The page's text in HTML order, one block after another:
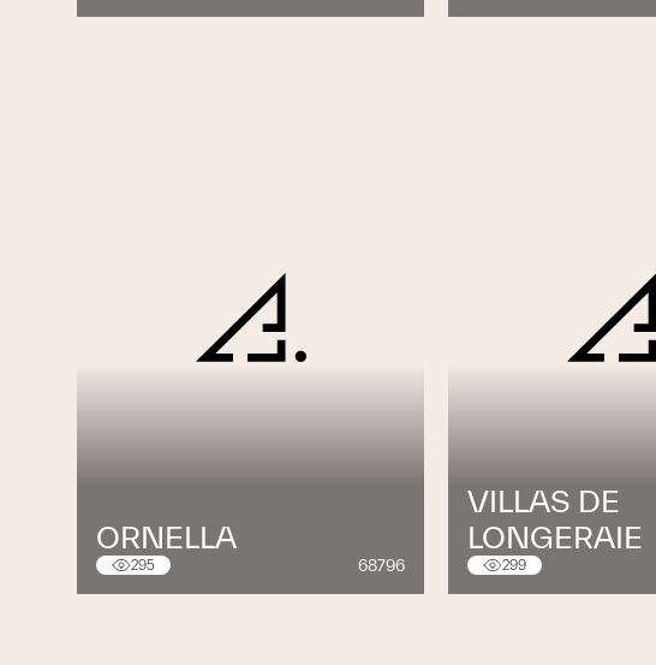
ORNELLA
295 68796
VILLAS DE
LONGERAIE
299